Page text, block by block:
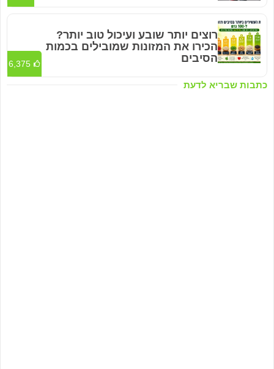
כתבות שבריא לדעת
רוצים יותר שובע ועיכול טוב יותר?
הכירו את המזונות שמובילים בכמות
הסיבים
6,375